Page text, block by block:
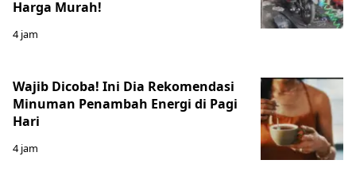
Harga Murah!
4 jam
Wajib Dicoba! Ini Dia Rekomendasi
Minuman Penambah Energi di Pagi
Hari
4 jam